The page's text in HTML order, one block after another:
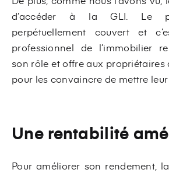
d’accéder à la GLI. Le
perpétuellement couvert et
professionnel de l’immobilier
son rôle et offre aux propriétaires
pour les convaincre de mettre
Une rentabilité
Pour améliorer son rendement,